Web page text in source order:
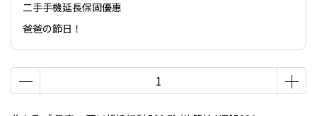
二手手機延長保固優惠
爸爸の節日！